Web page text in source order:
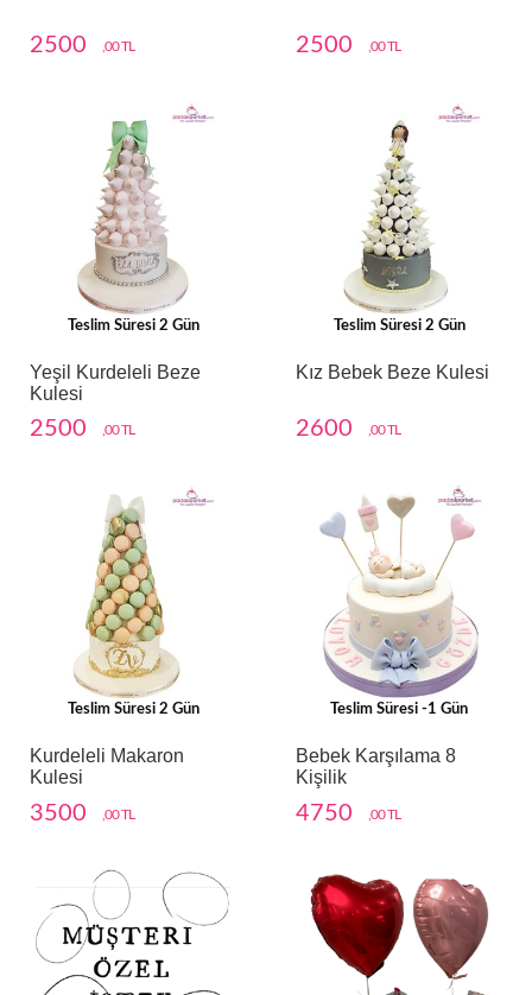
2500 ,00 TL 2500 ,00 TL
Teslim Süresi 2 Gün
Yeşil Kurdeleli Beze
Kulesi
2500 ,00 TL
Teslim Süresi 2 Gün
Kız Bebek Beze Kulesi
2600 ,00 TL
Teslim Süresi 2 Gün
Kurdeleli Makaron
Kulesi
3500 ,00 TL
Teslim Süresi -1 Gün
Bebek Karşılama 8
Kişilik
4750 ,00 TL